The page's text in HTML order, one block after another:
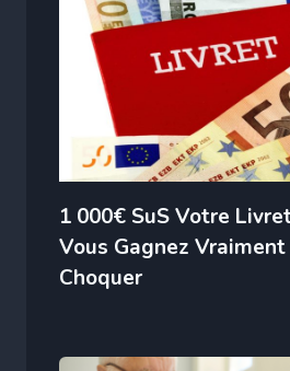
1 000€ SuS Votre
Vous Gagnez Vraiment
Choquer